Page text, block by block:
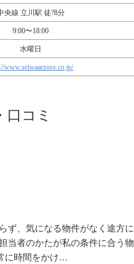
央線 立川駅 徒?8分
9:00〜18:00
水曜日
www.seiwaacross.co.jp/
口コミ
ず、気になる物件がなく途方に
当者のかたが私の条件に合う物
に時間をかけ…